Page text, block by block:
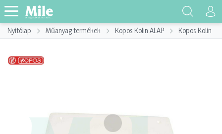
Nyitólap Műanyag termékek Kopos Kolin ALAP Kopos Kolin